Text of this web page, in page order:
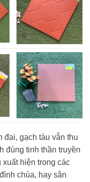
đại, gạch tàu vẫn thu
đúng tinh thần truyền
hiện trong các
chùa, hay sân